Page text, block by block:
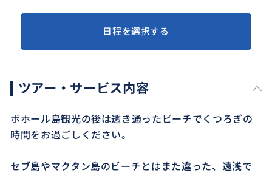
日程を選択する
ツアー・サービス内容
ボホール島観光の後は透き通ったビーチでくつろぎの
時間をお過ごしください。
セブ島やマクタン島のビーチとはまた違った、遠浅で